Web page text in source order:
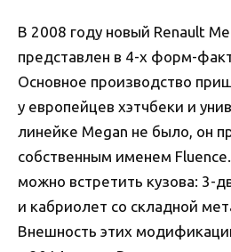
В 2008 году новый Renault
представлен в 4-х форм-
Основное производство
у европейцев хэтчбеки и
линейке Megan не было, он
собственным именем
можно встретить кузова: 3-
и кабриолет со складной
Внешность этих